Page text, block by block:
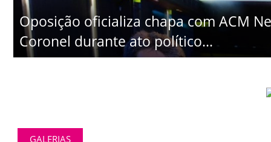
Oposição oficializa chapa com ACM
Coronel durante ato político...
GALERIAS